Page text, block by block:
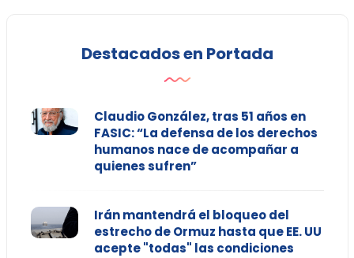
Destacados en Portada
Claudio González, tras 51 años en
FASIC: “La defensa de los derechos
humanos nace de acompañar a
quienes sufren”
Irán mantendrá el bloqueo del
estrecho de Ormuz hasta que EE. UU
acepte "todas" las condiciones